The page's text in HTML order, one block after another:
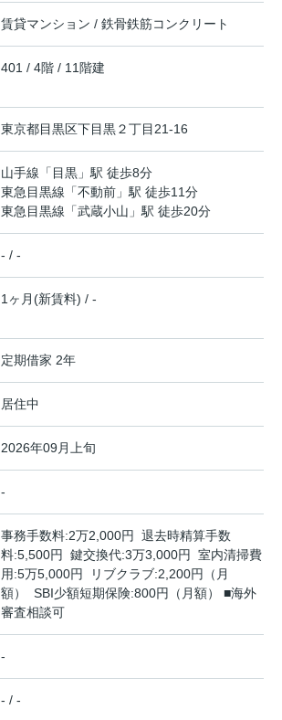
賃貸マンション / 鉄骨鉄筋コンクリート
401 / 4階 / 11階建
東京都目黒区下目黒２丁目21-16
山手線 「 目黒 」駅 徒歩8分
東急目黒線 「不動前 」駅 徒歩11分
東急目黒線 「武蔵小山 」駅 徒歩20分
- / -
1ヶ月(新賃料) / -
定期借家 2年
居住中
2026年09月上旬
-
事務手数料:2万2,000円 退去時精算手数
料:5,500円 鍵交換代:3万3,000円 室内清掃費
用:5万5,000円 リブクラブ:2,200円（月
額） SBI少額短期保険:800円（月額） ■海外
審査相談可
-
- / -